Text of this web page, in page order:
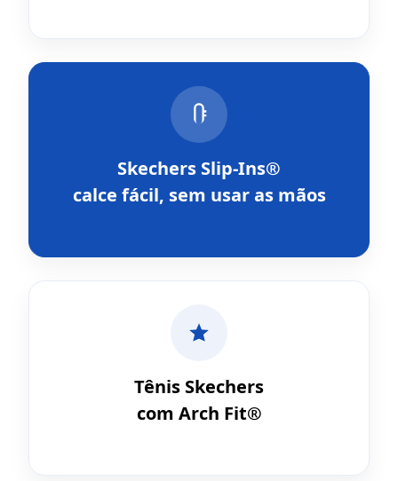
Skechers Slip-Ins®
calce fácil, sem usar as mãos
Tênis Skechers
com Arch Fit®